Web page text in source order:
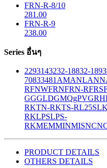
FRN-R-8/10
281.00
FRN-R-9
238.00
Series อื่นๆ
2293143232-18832-189
70833481 AMANLANN
RFNWFRNFRN-RFRS
GGGLDGMQgPVGR
RKTN-RKTS-RL25S
RKLPSLPS-
RKMEMMINMISNC
PRODUCT DETAILS
OTHERS DETAILS